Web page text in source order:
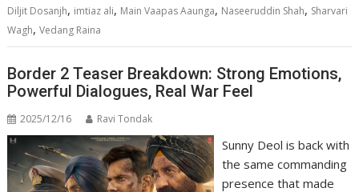
Diljit Dosanjh, imtiaz ali, Main Vaapas Aaunga, Naseeruddin Shah, Sharvari
Wagh,Vedang Raina
Border 2 Teaser Breakdown: Strong Emotions,
Powerful Dialogues, Real War Feel
2025/12/16 Ravi Tondak
Sunny Deol is back with
the same commanding
presence that made